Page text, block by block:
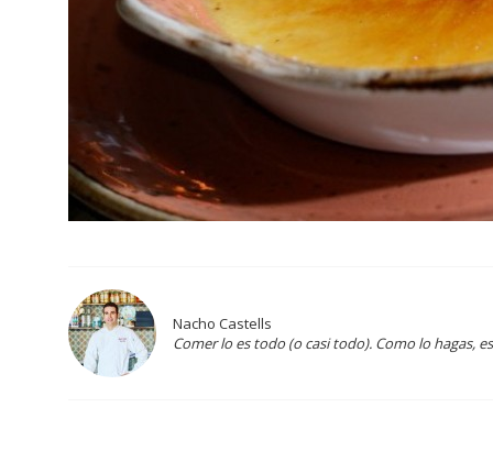
Nacho Castells
Comer lo es todo (o casi todo). Como lo hagas,